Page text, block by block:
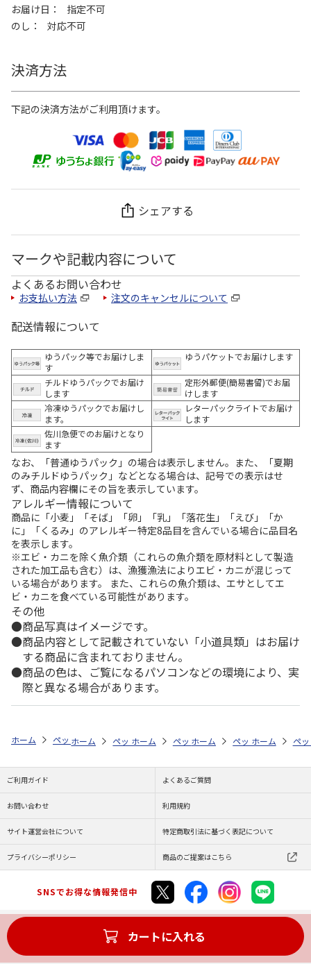
お届け日
指定不可
のし
対応不可
決済方法
下記の決済方法がご利用頂けます。
シェアする
マークや記載内容について
よくあるお問い合わせ
お支払い方法 注文のキャンセルについて
配送情報について
ゆうパック等でお届けしま
す
ゆうパケットでお届けします
チルドゆうパックでお届け
します
定形外郵便(簡易書留)でお届
けします
冷凍ゆうパックでお届けし
ます。
レターパックライトでお届け
します
佐川急便でのお届けとなり
ます
なお、「普通ゆうパック」の場合は表示しません。また、「夏期
のみチルドゆうパック」などとなる場合は、記号での表示はせ
ず、商品内容欄にその旨を表示しています。
アレルギー情報について
商品に「小麦」「そば」「卵」「乳」「落花生」「えび」「か
に」「くるみ」のアレルギー特定8品目を含んでいる場合に品目名
を表示します。
※エビ・カニを除く魚介類（これらの魚介類を原材料として製造
された加工品も含む）は、漁獲漁法によりエビ・カニが混じって
いる場合があります。 また、これらの魚介類は、エサとしてエ
ビ・カニを食べている可能性があります。
その他
商品写真はイメージです。
商品内容として記載されていない「小道具類」はお届け
する商品に含まれておりません。
商品の色は、ご覧になるパソコンなどの環境により、実
際と異なる場合があります。
カートに入れる
ホーム ペットストア ケージ・飼育その他用品 ケージアクセサリ（
ホーム ペットストア ケージ・飼育その他用品 ケ
ホーム ペットストア ケージ・飼育その
ホーム ペットストア ケ
ホーム ペ
ご利用ガイド よくあるご質問
お問い合わせ 利用規約
サイト運営会社について 特定商取引法に基づく表記について
プライバシーポリシー 商品のご提案はこちら
SNSでお得な情報発信中